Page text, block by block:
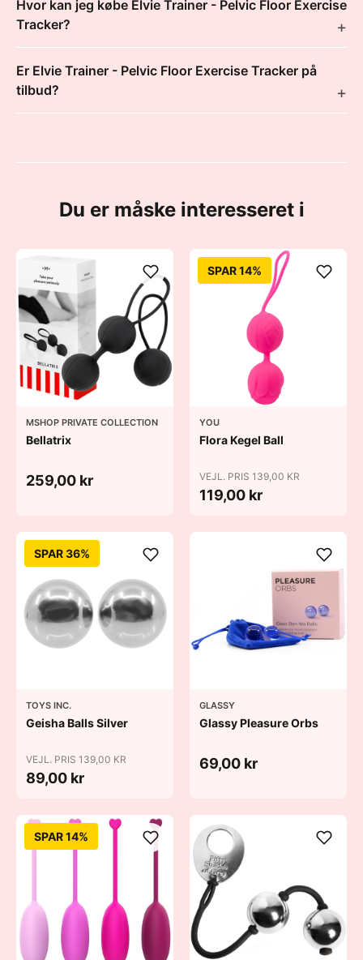
Hvor kan jeg købe Elvie Trainer - Pelvic Floor Exercise
Tracker?
Er Elvie Trainer - Pelvic Floor Exercise Tracker på
tilbud?
Du er måske interesseret i
MSHOP PRIVATE COLLECTION
Bellatrix
259,00 kr
SPAR 14%
YOU
Flora Kegel Ball
VEJL. PRIS 139,00 KR
119,00 kr
SPAR 36%
TOYS INC.
Geisha Balls Silver
VEJL. PRIS 139,00 KR
89,00 kr
GLASSY
Glassy Pleasure Orbs
69,00 kr
SPAR 14%